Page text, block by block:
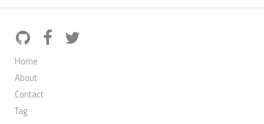
Home
About
Contact
Tag